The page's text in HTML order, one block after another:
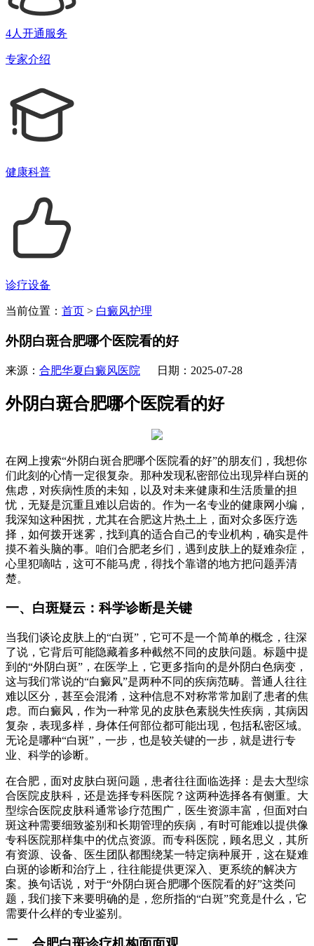
4人开通服务
专家介绍
健康科普
诊疗设备
当前位置： 首页 > 白癜风护理
外阴白斑合肥哪个医院看的好
来源： 合肥华夏白癜风医院 日期：2025-07-28
外阴白斑合肥哪个医院看的好
在网上搜索“外阴白斑合肥哪个医院看的好”的朋友们，我想你
们此刻的心情一定很复杂。那种发现私密部位出现异样白斑的
焦虑，对疾病性质的未知，以及对未来健康和生活质量的担
忧，无疑是沉重且难以启齿的。作为一名专业的健康网小编，
我深知这种困扰，尤其在合肥这片热土上，面对众多医疗选
择，如何拨开迷雾，找到真的适合自己的专业机构，确实是件
摸不着头脑的事。咱们合肥老乡们，遇到皮肤上的疑难杂症，
心里犯嘀咕，这可不能马虎，得找个靠谱的地方把问题弄清
楚。
一、白斑疑云：科学诊断是关键
当我们谈论皮肤上的“白斑”，它可不是一个简单的概念，往深
了说，它背后可能隐藏着多种截然不同的皮肤问题。标题中提
到的“外阴白斑”，在医学上，它更多指向的是外阴白色病变，
这与我们常说的“白癜风”是两种不同的疾病范畴。普通人往往
难以区分，甚至会混淆，这种信息不对称常常加剧了患者的焦
虑。而白癜风，作为一种常见的皮肤色素脱失性疾病，其病因
复杂，表现多样，身体任何部位都可能出现，包括私密区域。
无论是哪种“白斑”，一步，也是较关键的一步，就是进行专
业、科学的诊断。
在合肥，面对皮肤白斑问题，患者往往面临选择：是去大型综
合医院皮肤科，还是选择专科医院？这两种选择各有侧重。大
型综合医院皮肤科通常诊疗范围广，医生资源丰富，但面对白
斑这种需要细致鉴别和长期管理的疾病，有时可能难以提供像
专科医院那样集中的优点资源。而专科医院，顾名思义，其所
有资源、设备、医生团队都围绕某一特定病种展开，这在疑难
白斑的诊断和治疗上，往往能提供更深入、更系统的解决方
案。换句话说，对于“外阴白斑合肥哪个医院看的好”这类问
题，我们接下来要明确的是，您所指的“白斑”究竟是什么，它
需要什么样的专业鉴别。